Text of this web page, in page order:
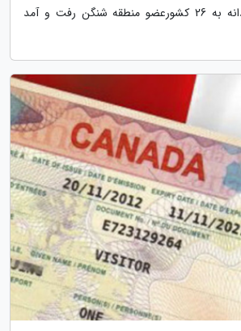
اجازه می دهد تا آزادانه به 26 کشورعضو منطقه شنگن رفت و آمد